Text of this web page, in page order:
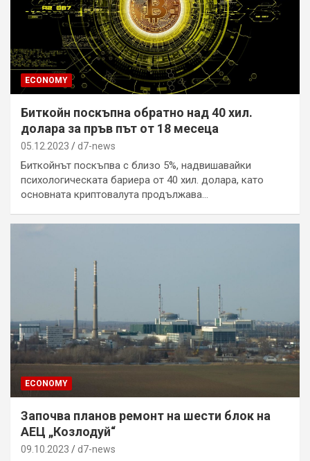
ECONOMY
Биткойн поскъпна обратно над 40 хил.
долара за пръв път от 18 месеца
05.12.2023 d7-news
Биткойнът поскъпва с близо 5%, надвишавайки
психологическата бариера от 40 хил. долара, като
основната криптовалута продължава…
ECONOMY
Започва планов ремонт на шести блок на
АЕЦ „Козлодуй“
09.10.2023 d7-news